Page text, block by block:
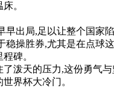
床。
早出局,足以让整个国家
稳操胜券,尤其是在点球
程碑。
了泼天的压力,这份勇气与
世界杯大冷门 。